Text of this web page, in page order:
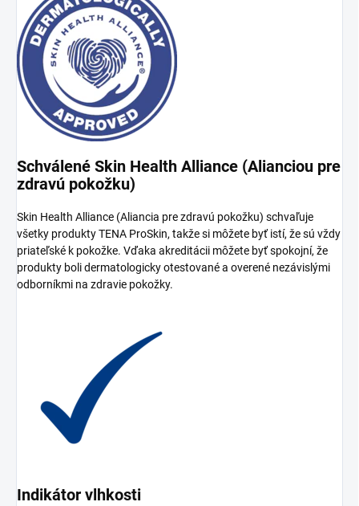
Schválené Skin Health Alliance (Alianciou pre
zdravú pokožku)
Skin Health Alliance (Aliancia pre zdravú pokožku) schvaľuje
všetky produkty TENA ProSkin, takže si môžete byť istí, že sú vždy
priateľské k pokožke. Vďaka akreditácii môžete byť spokojní, že
produkty boli dermatologicky otestované a overené nezávislými
odborníkmi na zdravie pokožky.
Indikátor vlhkosti